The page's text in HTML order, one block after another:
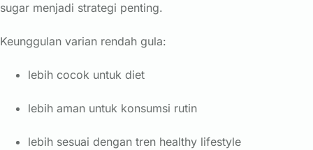
sugar menjadi strategi penting.
Keunggulan varian rendah gula:
lebih cocok untuk diet
lebih aman untuk konsumsi rutin
lebih sesuai dengan tren healthy lifestyle